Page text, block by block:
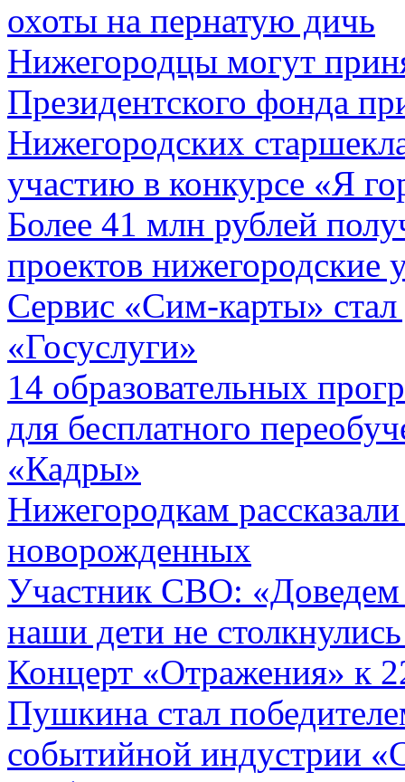
охоты на пернатую дичь
Нижегородцы могут
Президентского фонда
Нижегородских
участию в конкурсе «Я
Более 41 млн рублей
проектов
Сервис «Сим-карты» стал
«Госуслуги»
14 образовательных
для бесплатного
«Кадры»
Нижегородкам
новорожденных
Участник СВО:
наши дети не
Концерт «Отражения» к
Пушкина стал
событийной индустрии